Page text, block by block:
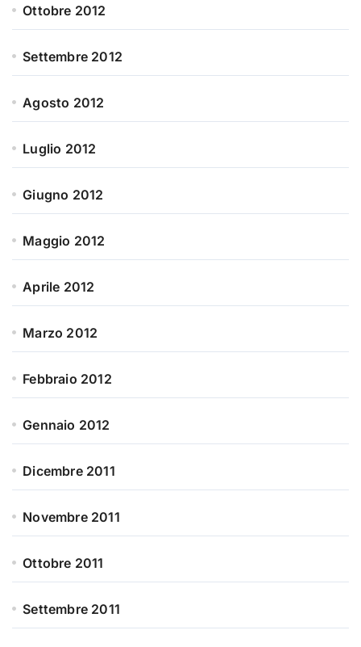
Ottobre 2012
Settembre 2012
Agosto 2012
Luglio 2012
Giugno 2012
Maggio 2012
Aprile 2012
Marzo 2012
Febbraio 2012
Gennaio 2012
Dicembre 2011
Novembre 2011
Ottobre 2011
Settembre 2011